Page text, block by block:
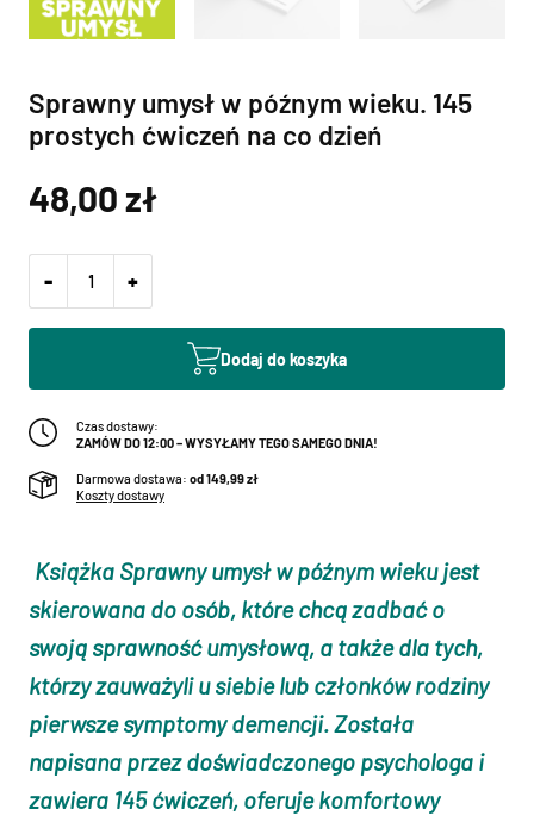
Sprawny umysł w późnym wieku. 145
prostych ćwiczeń na co dzień
48,00zł
- +
Dodaj do koszyka
Czas dostawy:
ZAMÓW DO 12:00 – WYSYŁAMY TEGO SAMEGO DNIA!
Darmowa dostawa: od 149,99 zł
Koszty dostawy
Książka Sprawny umysł w późnym wiekujest
skierowana do osób, które chcą zadbać o
swoją sprawność umysłową, a także dla tych,
którzy zauważyli u siebie lub członków rodziny
pierwsze symptomy demencji. Została
napisana przez doświadczonego psychologa i
zawiera 145 ćwiczeń, oferuje komfortowy